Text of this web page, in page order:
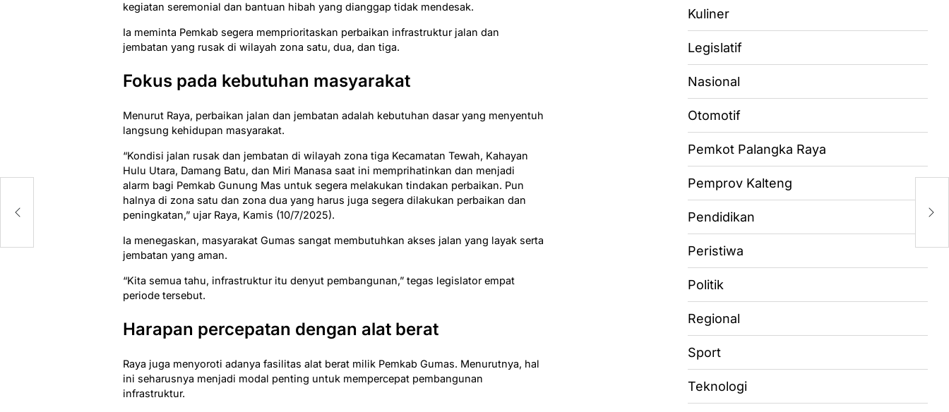
kegiatan seremonial dan bantuan hibah yang dianggap tidak mendesak.
Ia meminta Pemkab segera memprioritaskan perbaikan infrastruktur jalan dan
jembatan yang rusak di wilayah zona satu, dua, dan tiga.
Fokus pada kebutuhan masyarakat
Menurut Raya, perbaikan jalan dan jembatan adalah kebutuhan dasar yang menyentuh
langsung kehidupan masyarakat.
“Kondisi jalan rusak dan jembatan di wilayah zona tiga Kecamatan Tewah, Kahayan
Hulu Utara, Damang Batu, dan Miri Manasa saat ini memprihatinkan dan menjadi
alarm bagi Pemkab Gunung Mas untuk segera melakukan tindakan perbaikan. Pun
halnya di zona satu dan zona dua yang harus juga segera dilakukan perbaikan dan
peningkatan,” ujar Raya, Kamis (10/7/2025).
Ia menegaskan, masyarakat Gumas sangat membutuhkan akses jalan yang layak serta
jembatan yang aman.
“Kita semua tahu, infrastruktur itu denyut pembangunan,” tegas legislator empat
periode tersebut.
Harapan percepatan dengan alat berat
Raya juga menyoroti adanya fasilitas alat berat milik Pemkab Gumas. Menurutnya, hal
ini seharusnya menjadi modal penting untuk mempercepat pembangunan
infrastruktur.
Kuliner
Legislatif
Nasional
Otomotif
Pemkot Palangka Raya
Pemprov Kalteng
Pendidikan
Peristiwa
Politik
Regional
Sport
Teknologi